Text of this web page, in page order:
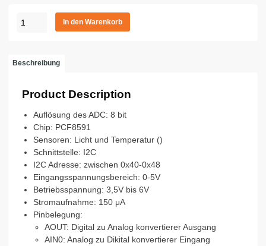
4-
DAC
8-
PCF8591
Analog
Digital
Wandler
Converter
für
Arduino
Menge
In den Warenkorb
Beschreibung
Product Description
Auflösung des ADC: 8 bit
Chip: PCF8591
Sensoren: Licht und Temperatur ()
Schnittstelle: I2C
I2C Adresse: zwischen 0x40-0x48
Eingangsspannungsbereich: 0-5V
Betriebsspannung: 3,5V bis 6V
Stromaufnahme: 150 μA
Pinbelegung:
AOUT: Digital zu Analog konvertierer Ausgang
AIN0: Analog zu Dikital konvertierer Eingang